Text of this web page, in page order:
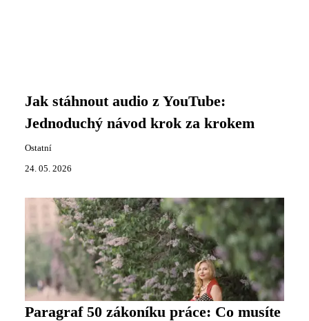
Jak stáhnout audio z YouTube:
Jednoduchý návod krok za krokem
Ostatní
24. 05. 2026
Paragraf 50 zákoníku práce: Co musíte